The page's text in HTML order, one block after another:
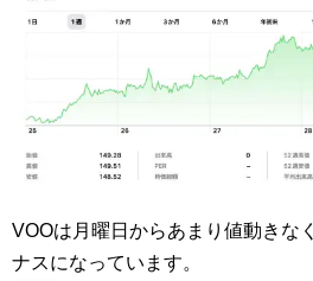
VOOは月曜日からあまり値動きな
ナスになっています。